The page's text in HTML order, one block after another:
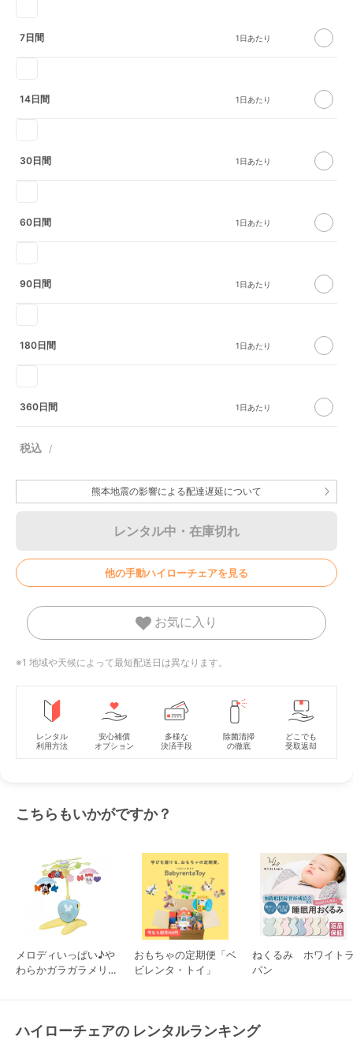
7日間
14日間
30日間
60日間
90日間
180日間
360日間
熊本地震の影響による配達遅延について
レンタル中・在庫切れ
他の手動ハイローチェアを見る
お気に入り
※1 地域や天候によって最短配送日は異なります。
レンタル
利用方法
安心補償
オプション
多様な
決済手段
除菌清掃
の徹底
どこでも
受取返却
こちらもいかがですか？
メロディいっぱい♪や
わらかガラガラメリー
おもちゃの定期便「ベ
ビレンタ・トイ」
ねくるみ ホワイト
パン
ハイローチェアの レンタルランキング